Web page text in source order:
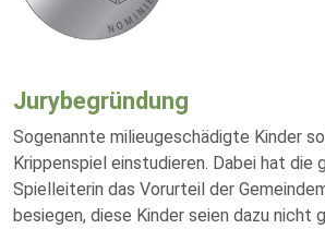
Jurybegründung
Sogenannte milieugeschädigte Kinder
Krippenspiel einstudieren. Dabei hat die
Spielleiterin das Vorurteil der
besiegen, diese Kinder seien dazu nicht